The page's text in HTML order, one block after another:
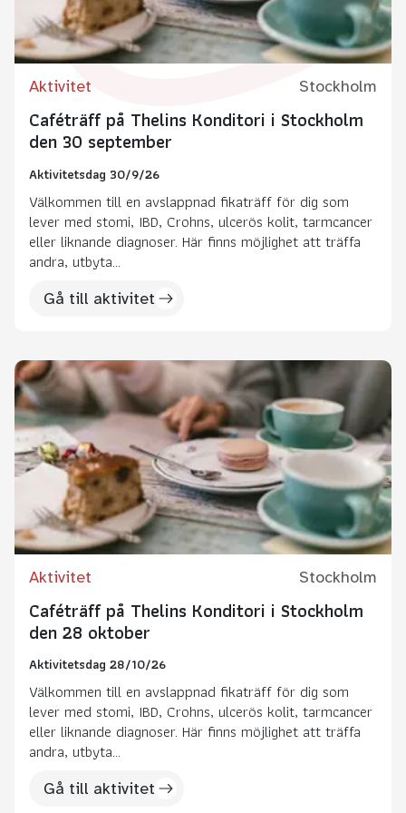
Aktivitet Stockholm
Caféträff på Thelins Konditori i Stockholm
den 30 september
Aktivitetsdag 30/9/26
Välkommen till en avslappnad fikaträff för dig som
lever med stomi, IBD, Crohns, ulcerös kolit, tarmcancer
eller liknande diagnoser. Här finns möjlighet att träffa
andra, utbyta...
Gå till aktivitet
Aktivitet Stockholm
Caféträff på Thelins Konditori i Stockholm
den 28 oktober
Aktivitetsdag 28/10/26
Välkommen till en avslappnad fikaträff för dig som
lever med stomi, IBD, Crohns, ulcerös kolit, tarmcancer
eller liknande diagnoser. Här finns möjlighet att träffa
andra, utbyta...
Gå till aktivitet